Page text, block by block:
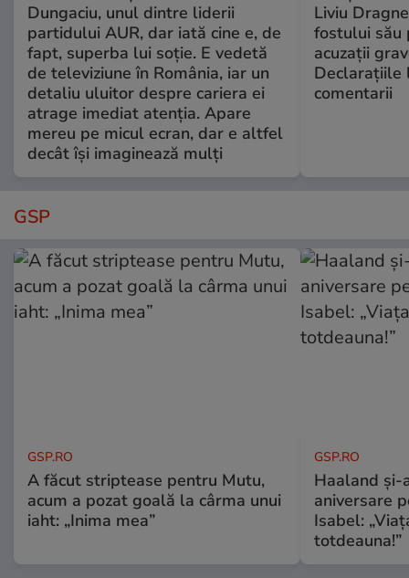
Dungaciu, unul dintre liderii
partidului AUR, dar iată cine e, de
fapt, superba lui soție. E vedetă
de televiziune în România, iar un
detaliu uluitor despre cariera ei
atrage imediat atenția. Apare
mereu pe micul ecran, dar e altfel
decât își imaginează mulți
Liviu
fostului său
acuzații
Declarațiile
comentarii
GSP
GSP.RO
A făcut striptease pentru Mutu,
acum a pozat goală la cârma unui
iaht: „Inima mea”
GSP.RO
Haaland
aniversare
Isabel:
totdeauna!”